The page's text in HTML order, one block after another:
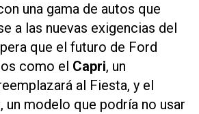
una gama de autos que
a las nuevas exigencias del
que el futuro de Ford
como el Capri, un
al Fiesta, y el
, un modelo que podría no usar